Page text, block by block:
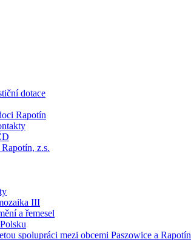
dotace
Rapotín
z.s.
III
a řemesel
spolupráci mezi obcemi Paszowice a Rapotín